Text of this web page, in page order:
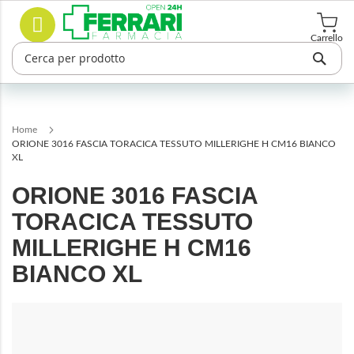
Salta
contenuto
Carrello
Cerca
Home
ORIONE 3016 FASCIA TORACICA TESSUTO MILLERIGHE H CM16 BIANCO
XL
ORIONE 3016 FASCIA
TORACICA TESSUTO
MILLERIGHE H CM16
BIANCO XL